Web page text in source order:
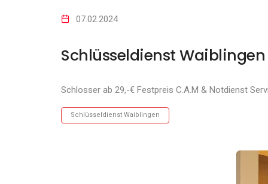
07.02.2024
Schlüsseldienst Waiblingen
Schlosser ab 29,-€ Festpreis C.A.M & Notdienst
Schlüsseldienst Waiblingen